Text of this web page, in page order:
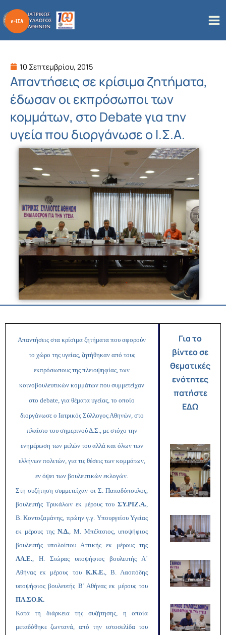
στο
περιεχόμενο
10 Σεπτεμβρίου, 2015
Απαντήσεις σε κρίσιμα ζητήματα,
έδωσαν οι εκπρόσωποι των
κομμάτων, στο Debate για την
υγεία που διοργάνωσε ο Ι.Σ.Α.
Απαντήσεις στα κρίσιμα ζητήματα που αφορούν
το χώρο της υγείας, ζητήθηκαν από τους
εκπρόσωπους της πλειοψηφίας, των
κοινοβουλευτικών κομμάτων που συμμετείχαν
στο debate, για θέματα υγείας, το οποίο
διοργάνωσε ο Ιατρικός Σύλλογος Αθηνών, στο
πλαίσιο του σημερινού Δ.Σ., με στόχο την
ενημέρωση των μελών του αλλά και όλων των
ελλήνων πολιτών, για τις θέσεις των κομμάτων,
εν όψει των βουλευτικών εκλογών.
Στη συζήτηση συμμετείχαν οι Σ. Παπαδόπουλος,
βουλευτής Τρικάλων εκ μέρους του ΣΥ.ΡΙΖ.Α.,
Β. Κοντοζαμάνης, πρώην γ.γ. Υπουργείου Υγείας
εκ μέρους της Ν.Δ., Μ. Μπέλτσιος, υποψήφιος
βουλευτής υπολοίπου Αττικής εκ μέρους της
ΛΑ.Ε., Η. Σιώρας υποψήφιος βουλευτής Α΄
Αθήνας εκ μέρους του Κ.Κ.Ε., Β. Λαοπόδης
υποψήφιος βουλευτής Β’ Αθήνας εκ μέρους του
ΠΑ.ΣΟ.Κ.
Κατά τη διάρκεια της συζήτησης, η οποία
μεταδόθηκε ζωντανά, από την ιστοσελίδα του
Για το
βίντεο σε
θεματικές
ενότητες
πατήστε
ΕΔΩ